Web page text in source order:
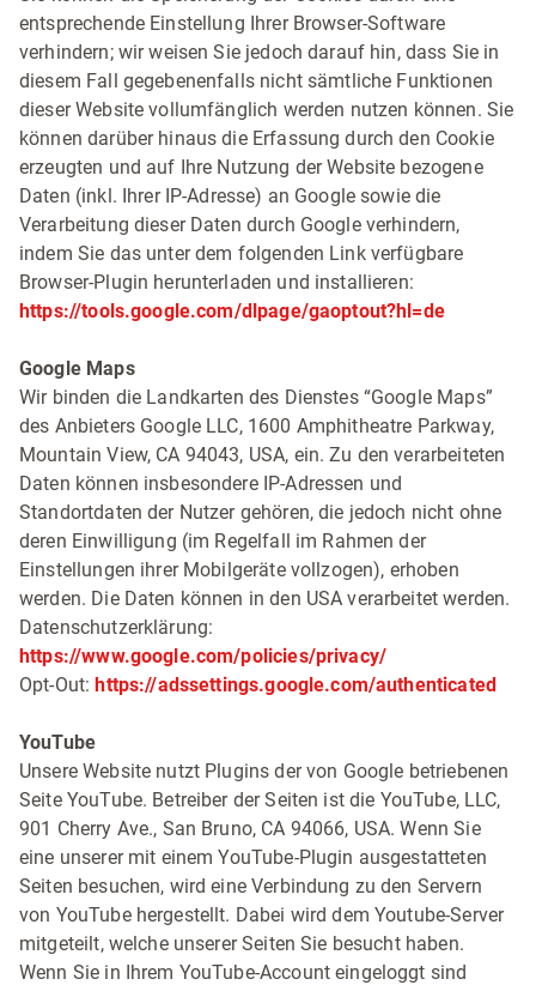
entsprechende Einstellung Ihrer Browser-Software
verhindern; wir weisen Sie jedoch darauf hin, dass Sie in
diesem Fall gegebenenfalls nicht sämtliche Funktionen
dieser Website vollumfänglich werden nutzen können. Sie
können darüber hinaus die Erfassung durch den Cookie
erzeugten und auf Ihre Nutzung der Website bezogene
Daten (inkl. Ihrer IP-Adresse) an Google sowie die
Verarbeitung dieser Daten durch Google verhindern,
indem Sie das unter dem folgenden Link verfügbare
Browser-Plugin herunterladen und installieren:
https://tools.google.com/dlpage/gaoptout?hl=de
Google Maps
Wir binden die Landkarten des Dienstes “Google Maps”
des Anbieters Google LLC, 1600 Amphitheatre Parkway,
Mountain View, CA 94043, USA, ein. Zu den verarbeiteten
Daten können insbesondere IP-Adressen und
Standortdaten der Nutzer gehören, die jedoch nicht ohne
deren Einwilligung (im Regelfall im Rahmen der
Einstellungen ihrer Mobilgeräte vollzogen), erhoben
werden. Die Daten können in den USA verarbeitet werden.
Datenschutzerklärung:
https://www.google.com/policies/privacy/
Opt-Out:https://adssettings.google.com/authenticated
YouTube
Unsere Website nutzt Plugins der von Google betriebenen
Seite YouTube. Betreiber der Seiten ist die YouTube, LLC,
901 Cherry Ave., San Bruno, CA 94066, USA. Wenn Sie
eine unserer mit einem YouTube-Plugin ausgestatteten
Seiten besuchen, wird eine Verbindung zu den Servern
von YouTube hergestellt. Dabei wird dem Youtube-Server
mitgeteilt, welche unserer Seiten Sie besucht haben.
Wenn Sie in Ihrem YouTube-Account eingeloggt sind